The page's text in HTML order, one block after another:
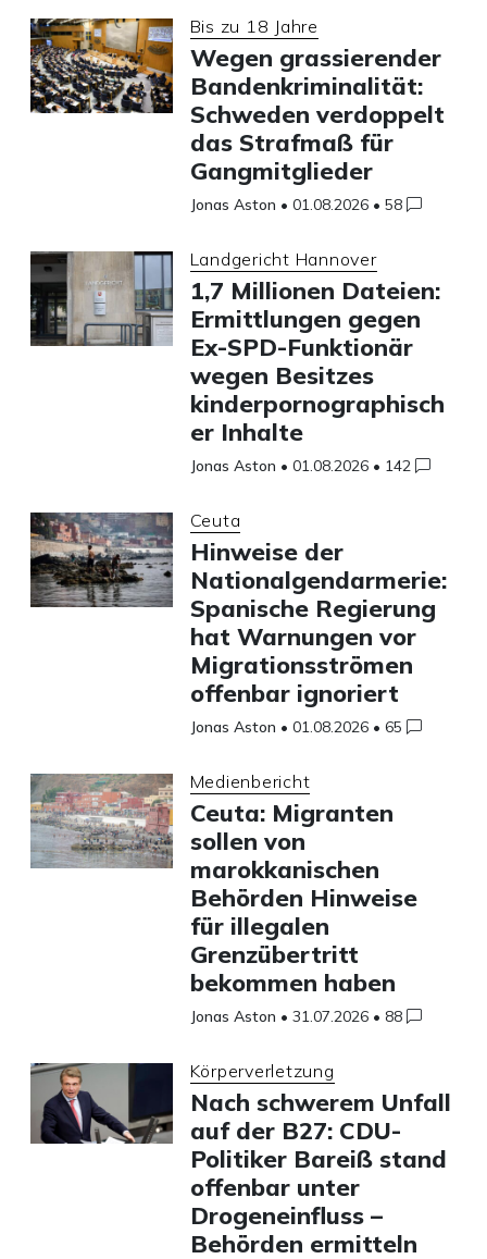
Bis zu 18 Jahre
Wegen grassierender
Bandenkriminalität:
Schweden verdoppelt
das Strafmaß für
Gangmitglieder
Jonas Aston • 01.08.2026 • 58
Landgericht Hannover
1,7 Millionen Dateien:
Ermittlungen gegen
Ex-SPD-Funktionär
wegen Besitzes
kinderpornographisch
er Inhalte
Jonas Aston • 01.08.2026 • 142
Ceuta
Hinweise der
Nationalgendarmerie:
Spanische Regierung
hat Warnungen vor
Migrationsströmen
offenbar ignoriert
Jonas Aston • 01.08.2026 • 65
Medienbericht
Ceuta: Migranten
sollen von
marokkanischen
Behörden Hinweise
für illegalen
Grenzübertritt
bekommen haben
Jonas Aston • 31.07.2026 • 88
Körperverletzung
Nach schwerem Unfall
auf der B27: CDU-
Politiker Bareiß stand
offenbar unter
Drogeneinfluss –
Behörden ermitteln